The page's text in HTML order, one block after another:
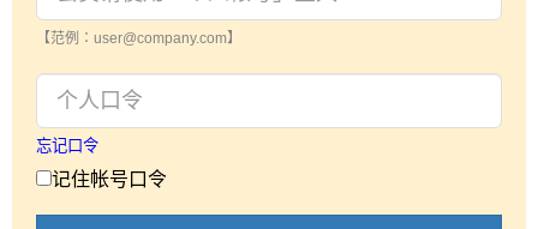
【范例：user@company.com】
忘记口令
记住帐号口令